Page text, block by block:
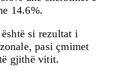
14.6%.
si rezultat i
pasi çmimet
gjithë vitit.